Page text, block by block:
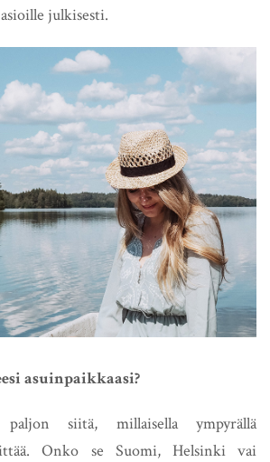
julkisesti.
asuinpaikkaasi?
siitä, millaisella ympyrällä
Onko se Suomi, Helsinki vai